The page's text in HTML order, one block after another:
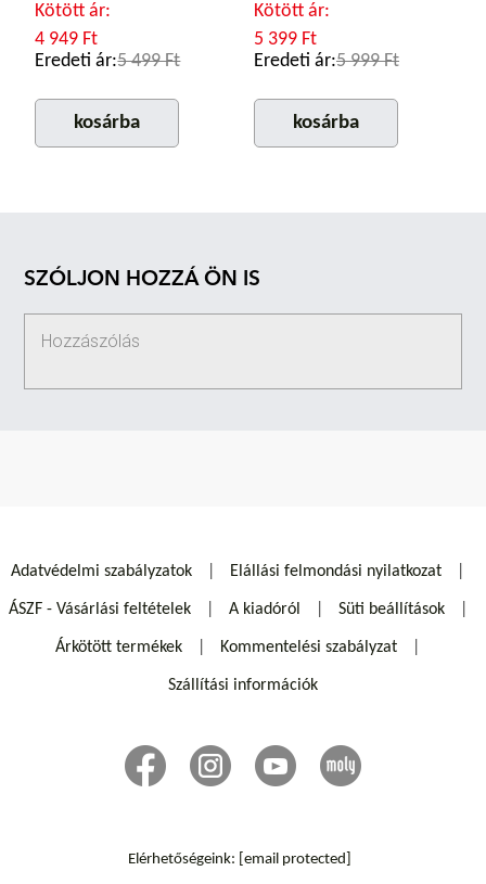
Kötött ár:
4 949 Ft
Eredeti ár:5 499 Ft
kosárba
Kötött ár:
5 399 Ft
Eredeti ár:5 999 Ft
kosárba
SZÓLJON HOZZÁ ÖN IS
Adatvédelmi szabályzatok Elállási felmondási nyilatkozat
ÁSZF - Vásárlási feltételek A kiadóról Süti beállítások
Árkötött termékek Kommentelési szabályzat
Szállítási információk
Elérhetőségeink: [email protected]